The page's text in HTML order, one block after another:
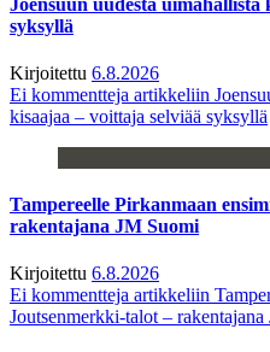
syksyllä
Kirjoitettu 6.8.2026
Ei kommentteja artikkeliin
kisaajaa – voittaja selviää syksyllä
Tampereelle Pirkanmaan
rakentajana JM Suomi
Kirjoitettu 6.8.2026
Ei kommentteja artikkeliin
Joutsenmerkki-talot –